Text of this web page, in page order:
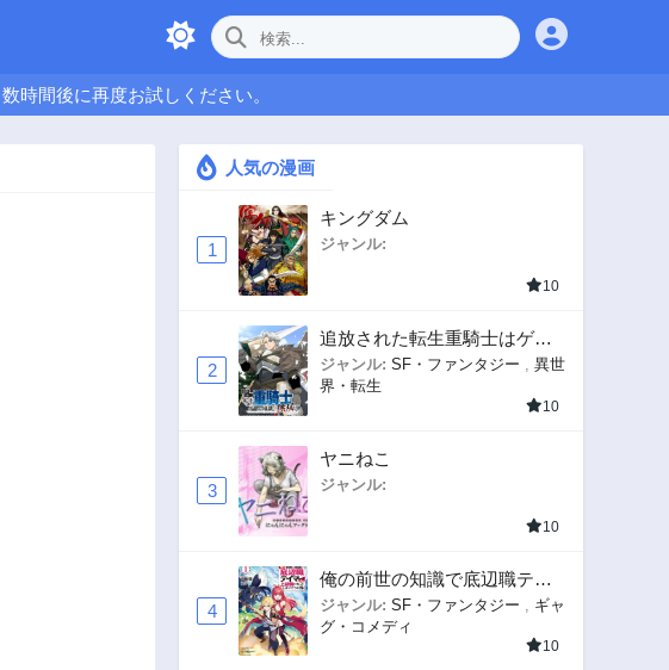
時間後に再度お試しください。
人気の漫画
1
キングダム
ジャンル:
10
2
追放された転生重騎士はゲー
ム知識で無双する
ジャンル: SF・ファンタジー
異世
界・転生
10
3
ヤニねこ
ジャンル:
10
4
俺の前世の知識で底辺職テイ
マーが上級職になってしまい
そうな件
ジャンル: SF・ファンタジー
ギャ
グ・コメディ
10